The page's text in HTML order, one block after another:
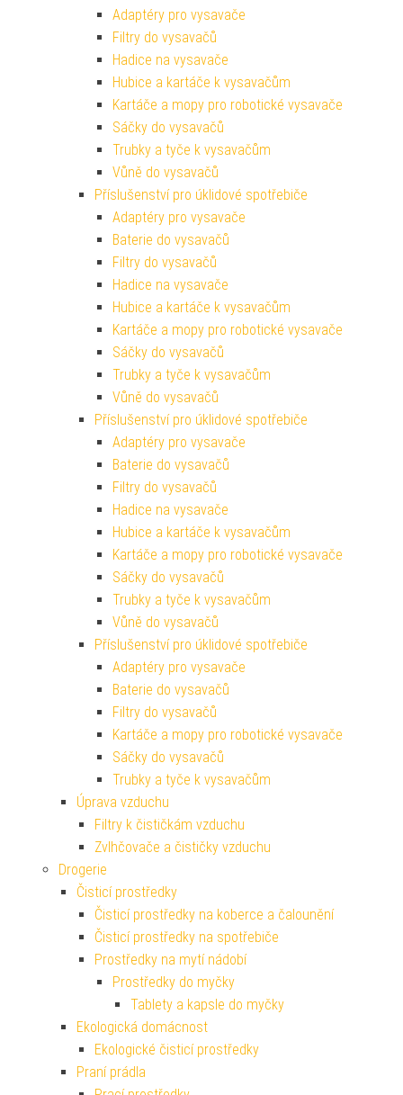
Adaptéry pro vysavače
Filtry do vysavačů
Hadice na vysavače
Hubice a kartáče k vysavačům
Kartáče a mopy pro robotické vysavače
Sáčky do vysavačů
Trubky a tyče k vysavačům
Vůně do vysavačů
Příslušenství pro úklidové spotřebiče
Adaptéry pro vysavače
Baterie do vysavačů
Filtry do vysavačů
Hadice na vysavače
Hubice a kartáče k vysavačům
Kartáče a mopy pro robotické vysavače
Sáčky do vysavačů
Trubky a tyče k vysavačům
Vůně do vysavačů
Příslušenství pro úklidové spotřebiče
Adaptéry pro vysavače
Baterie do vysavačů
Filtry do vysavačů
Hadice na vysavače
Hubice a kartáče k vysavačům
Kartáče a mopy pro robotické vysavače
Sáčky do vysavačů
Trubky a tyče k vysavačům
Vůně do vysavačů
Příslušenství pro úklidové spotřebiče
Adaptéry pro vysavače
Baterie do vysavačů
Filtry do vysavačů
Kartáče a mopy pro robotické vysavače
Sáčky do vysavačů
Trubky a tyče k vysavačům
Úprava vzduchu
Filtry k čističkám vzduchu
Zvlhčovače a čističky vzduchu
Drogerie
Čisticí prostředky
Čisticí prostředky na koberce a čalounění
Čisticí prostředky na spotřebiče
Prostředky na mytí nádobí
Prostředky do myčky
Tablety a kapsle do myčky
Ekologická domácnost
Ekologické čisticí prostředky
Praní prádla